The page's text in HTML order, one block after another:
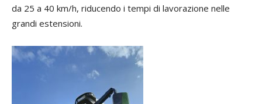
da 25 a 40 km/h, riducendo i tempi di lavorazione nelle
grandi estensioni.